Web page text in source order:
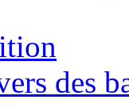
des